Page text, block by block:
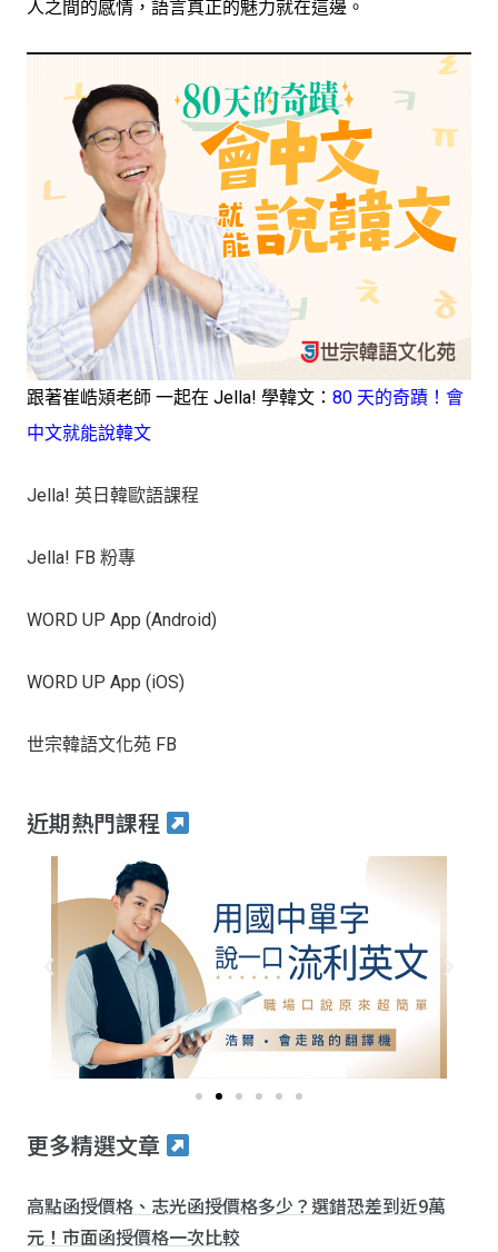
人之間的感情，語言真正的魅力就在這邊。
跟著崔峼熲老師 一起在 Jella! 學韓文 ： 80 天的奇蹟！會
中文就能說韓文
Jella! 英日韓歐語課程
Jella! FB 粉專
WORD UP App (Android)
WORD UP App (iOS)
世宗韓語文化苑 FB
近期熱門課程
更多精選文章
高點函授價格、志光函授價格多少？選錯恐差到近9萬
元！市面函授價格一次比較